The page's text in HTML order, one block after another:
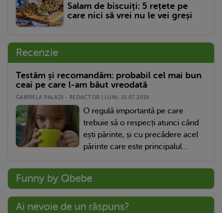
Salam de biscuiți: 5 rețete pe
care nici să vrei nu le vei greși
Recenzie
Testăm și recomandăm: probabil cel mai bun
ceai pe care l-am băut vreodată
GABRIELA PALADI - REDACTOR | LUNI, 15.07.2019
O regulă importantă pe care
trebuie să o respecți atunci când
ești părinte, și cu precădere acel
părinte care este principalul...
Funny by Qbebe
Ai nevoie de un răspuns?